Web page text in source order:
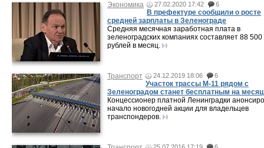
Экономика 27.02.2020 17:42 6
В префектуре сообщили о росте
средней зарплаты в Зеленограде
Средняя месячная заработная плата в
зеленоградских компаниях составляет 88 500
рублей в месяц.
Транспорт 24.12.2019 18:06 6
Участок трассы М-11 рядом с
Зеленоградом станет бесплатным на месяц
Концессионер платной Ленинградки
начало новогодней акции для владельцев
транспондеров.